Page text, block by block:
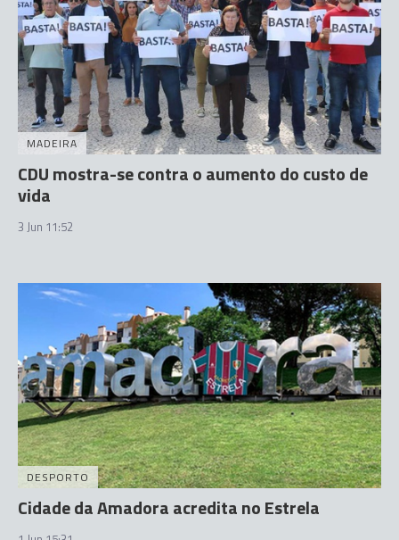
MADEIRA
CDU mostra-se contra o aumento do custo de
vida
3 Jun 11:52
DESPORTO
Cidade da Amadora acredita no Estrela